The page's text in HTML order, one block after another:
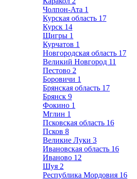
Чолпон-Ата 1
Курская область 17
Курск 14
Щигры 1
Курчатов 1
Новгородская область 17
Великий Новгород 11
Пестово 2
Боровичи 1
Брянская область 17
Брянск 9
Фокино 1
Мглин 1
Псковская область 16
Псков 8
Великие Луки 3
Ивановская область 16
Иваново 12
Шуя 2
Республика Мордовия 16